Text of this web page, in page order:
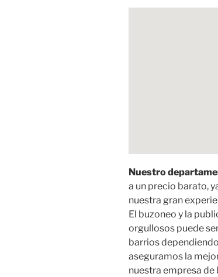
Nuestro
a un precio barato,
nuestra gran
El buzoneo y la
orgullosos puede
barrios
aseguramos la
nuestra empresa de